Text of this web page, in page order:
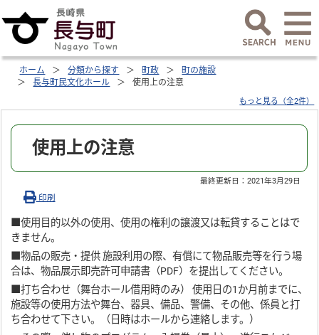
ホーム 分類から探す 町政
町の施設
長与町民文化ホール
使用上の注意
もっと見る（全2件）
使用上の注意
最終更新日：2021年3月29日
印刷
■使用目的以外の使用、使用の権利の譲渡又は転貸することはで
きません。
■物品の販売・提供 施設利用の際、有償にて物品販売等を行う場
合は、物品展示即売許可申請書（PDF）を提出してください。
■打ち合わせ（舞台ホール借用時のみ） 使用日の1か月前までに、
施設等の使用方法や舞台、器具、備品、警備、その他、係員と打
ち合わせて下さい。（日時はホールから連絡します。）